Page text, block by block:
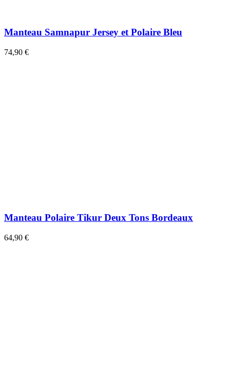
Manteau Samnapur Jersey et Polaire Bleu
74,90 €
Manteau Polaire Tikur Deux Tons Bordeaux
64,90 €